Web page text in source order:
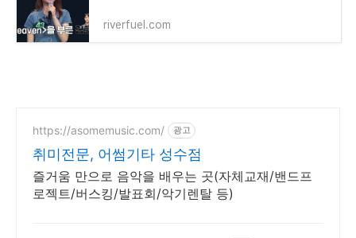
riverfuel.com
https://asomemusic.com/ 광고
취미전문, 어썸기타 성수점
즐거움 만으로 음악을 배우는 곳(자체교재/밴드프
로젝트/버스킹/발표회/악기렌탈 등)